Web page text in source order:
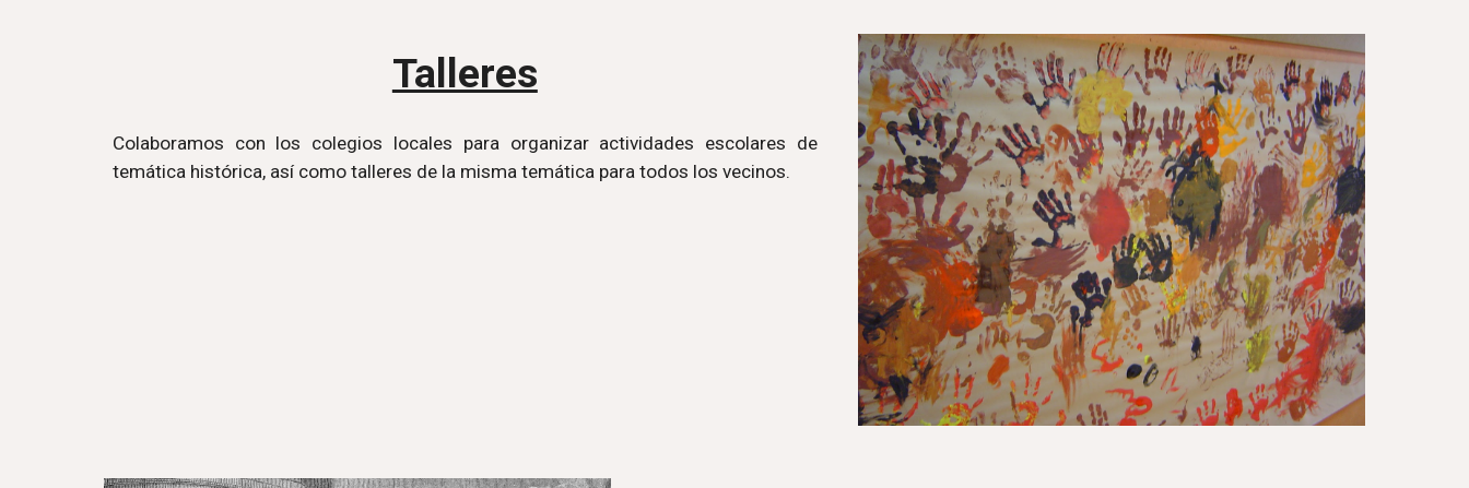
Talleres
Colaboramos con los colegios locales para organizar actividades escolares de
temática histórica, así como talleres de la misma temática para todos los vecinos.